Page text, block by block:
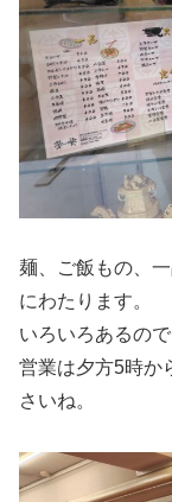
麺、ご飯もの、
にわたります。
いろいろあるの
営業は夕方5時か
さいね。